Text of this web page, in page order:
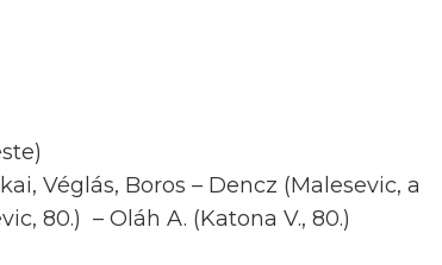
Véglás, Boros – Dencz (Malesevic, a
80.) – Oláh A. (Katona V., 80.)